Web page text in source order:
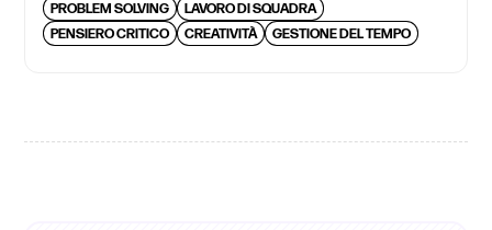
PROBLEM SOLVING
LAVORO DI SQUADRA
PENSIERO CRITICO
CREATIVITÀ GESTIONE DEL TEMPO